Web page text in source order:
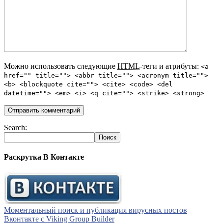
Можно использовать следующие HTML-теги и атрибуты: <a
href="" title=""> <abbr title=""> <acronym title="">
<b> <blockquote cite=""> <cite> <code> <del
datetime=""> <em> <i> <q cite=""> <strike> <strong>
Search:
Раскрутка В Контакте
Моментальный поиск и публикация вирусных постов
Вконтакте с Viking Group Builder